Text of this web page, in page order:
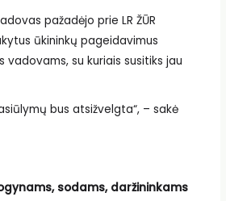
pažadėjo prie LR ŽŪR
ūkininkų pageidavimus
su kuriais susitiks jau
bus atsižvelgta“, – sakė
sodams, daržininkams